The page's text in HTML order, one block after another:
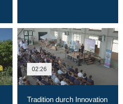
02:26
Tradition durch Innovation